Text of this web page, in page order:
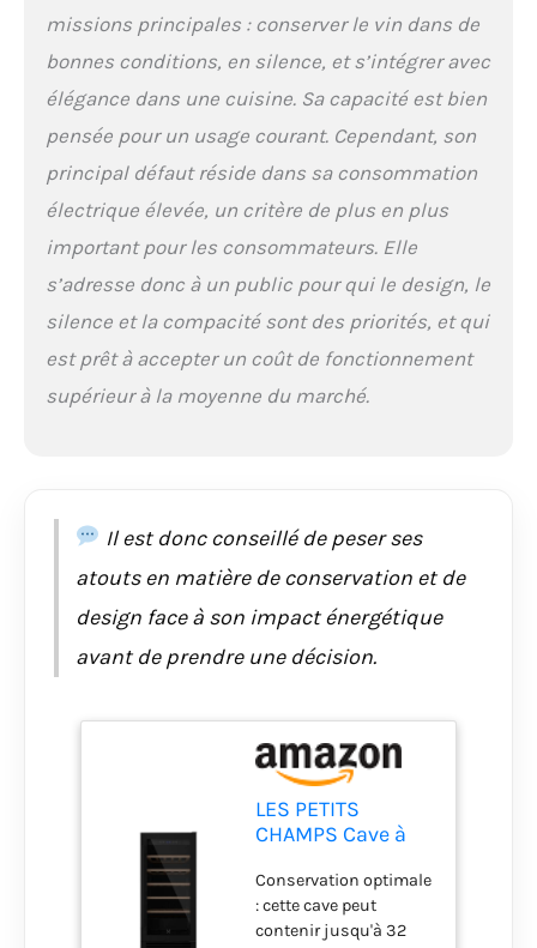
la porte en verre anti-
UV et l'éclairage LED
double fonctionnalité.
Ils protègent vos
du soleil et de la
lumière, tout en
claire des bouteilles et
en ajoutant une
touche d'élégance à
votre intérieur.
GARANTIE DE 2 ANS : la
garantie de 2 ans,
accompagnée d'un
et fiable du produit.
missions principales : conserver le vin dans de
bonnes conditions, en silence, et s’intégrer avec
élégance dans une cuisine. Sa capacité est bien
pensée pour un usage courant. Cependant, son
principal défaut réside dans sa consommation
électrique élevée, un critère de plus en plus
important pour les consommateurs. Elle
s’adresse donc à un public pour qui le design, le
silence et la compacité sont des priorités, et qui
est prêt à accepter un coût de fonctionnement
supérieur à la moyenne du marché.
Il est donc conseillé de peser ses
atouts en matière de conservation et de
design face à son impact énergétique
avant de prendre une décision.
LES PETITS
CHAMPS Cave à
Sous Plan 32
Bouteilles
CAVCEB32 Black
Conservation optimale
: cette cave peut
contenir jusqu'à 32